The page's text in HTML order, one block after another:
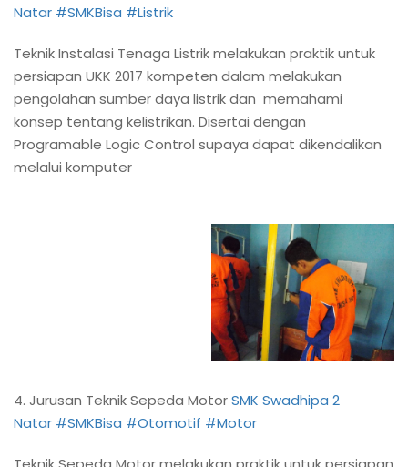
Natar #SMKBisa #Listrik
Teknik Instalasi Tenaga Listrik melakukan praktik untuk
persiapan UKK 2017 kompeten dalam melakukan
pengolahan sumber daya listrik dan memahami
konsep tentang kelistrikan. Disertai dengan
Programable Logic Control supaya dapat dikendalikan
melalui komputer
4. Jurusan Teknik Sepeda MotorSMK Swadhipa 2
Natar #SMKBisa #Otomotif #Motor